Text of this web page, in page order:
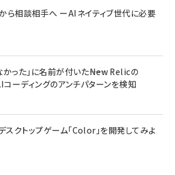
ら相談相手へ ーAIネイティブ世代に必要
った」に名前が付いた――New Relicの
ーディングのアンチパターンを検知
スクトップゲーム「Color」を開発してみよ